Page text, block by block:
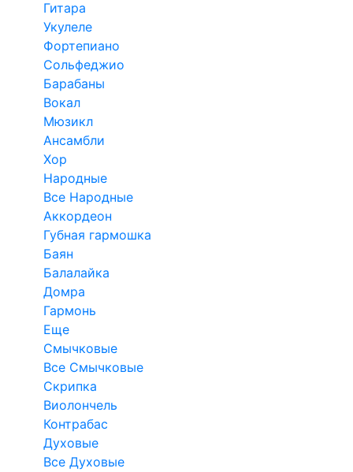
Гитара
Укулеле
Фортепиано
Сольфеджио
Барабаны
Вокал
Мюзикл
Ансамбли
Хор
Народные
Все Народные
Аккордеон
Губная гармошка
Баян
Балалайка
Домра
Гармонь
Еще
Смычковые
Все Смычковые
Скрипка
Виолончель
Контрабас
Духовые
Все Духовые